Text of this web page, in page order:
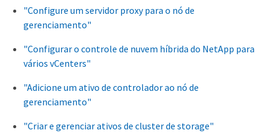
"Configure um servidor proxy para o nó de
gerenciamento"
"Configurar o controle de nuvem híbrida do NetApp para
vários vCenters"
"Adicione um ativo de controlador ao nó de
gerenciamento"
"Criar e gerenciar ativos de cluster de storage"